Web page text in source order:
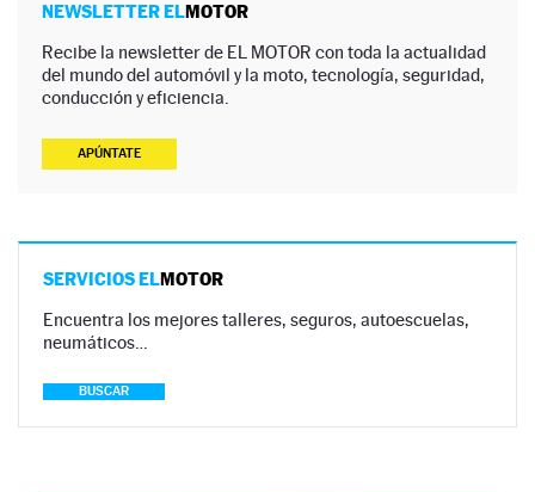
NEWSLETTER ELMOTOR
Recibe la newsletter de EL MOTOR con toda la actualidad
del mundo del automóvil y la moto, tecnología, seguridad,
conducción y eficiencia.
APÚNTATE
SERVICIOS ELMOTOR
Encuentra los mejores talleres, seguros, autoescuelas,
neumáticos…
BUSCAR